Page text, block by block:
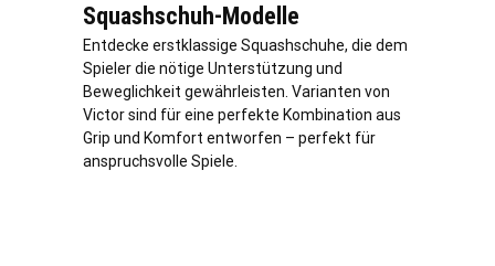
Squashschuh-Modelle
Entdecke erstklassige Squashschuhe, die dem
Spieler die nötige Unterstützung und
Beweglichkeit gewährleisten. Varianten von
Victor sind für eine perfekte Kombination aus
Grip und Komfort entworfen – perfekt für
anspruchsvolle Spiele.